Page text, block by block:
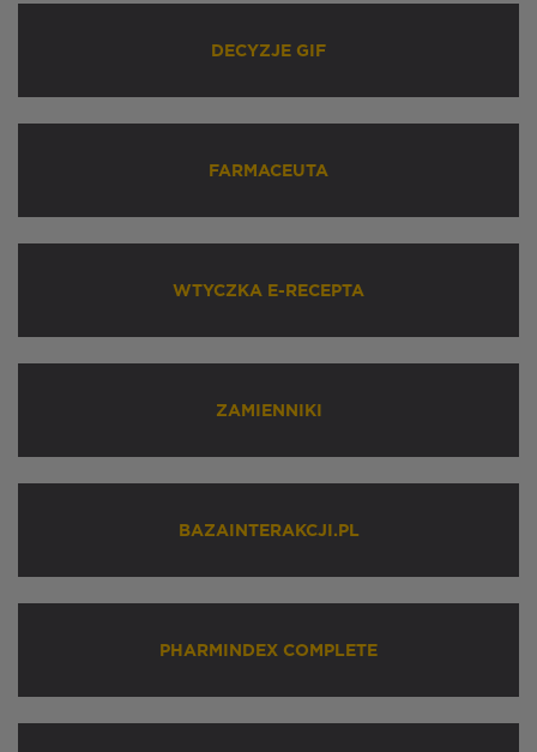
DECYZJE GIF
FARMACEUTA
WTYCZKA E-RECEPTA
ZAMIENNIKI
BAZAINTERAKCJI.PL
PHARMINDEX COMPLETE